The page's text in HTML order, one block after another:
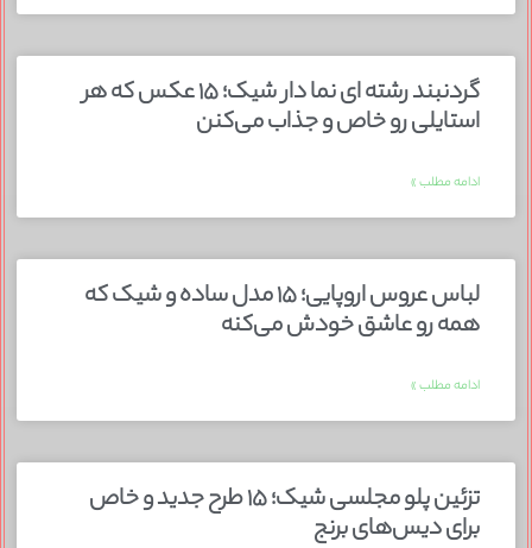
گردنبند رشته ای نما دار شیک؛ ۱۵ عکس که هر
استایلی رو خاص و جذاب می‌کنن
ادامه مطلب »
لباس عروس اروپایی؛ ۱۵ مدل ساده و شیک که
همه رو عاشق خودش می‌کنه
ادامه مطلب »
تزئین پلو مجلسی شیک؛ ۱۵ طرح جدید و خاص
برای دیس‌های برنج